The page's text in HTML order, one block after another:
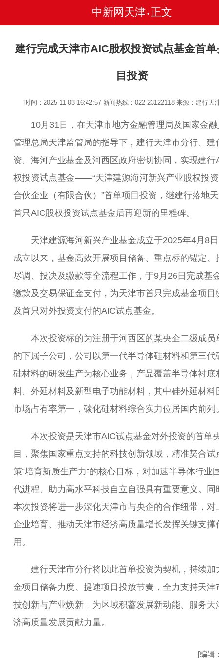
中新网天津 • 正文
建行完成天津市AIC股权投资试点基金首
目投资
时间：2025-11-03 16:42:57 新闻热线：022-23122118来源：建行天
10月31日，在天津市地方金融管理局及国家金融
管理总局天津监管局的指导下，建行天津市分行、建
资、海河产业基金及河西区政府密切协同，实现建行
权投资试点基金——“天津建源海河新兴产业股权投
合伙企业（有限合伙）”首单项目投资，继建行落地
首只AIC股权投资试点基金后再迎新的里程碑。
天津建源海河新兴产业基金成立于2025年4月8
成立以来，基金高效开展项目储备、重点标的锚定、
尽调、投决及缴款等全流程工作，于9月26日完成基
缴款及交易保证金支付，为天津市首只完成基金项目
及首只对外投资支付的AIC试点基金。
本次投资标的为注册于河西区的某央企二级成员
的下属子公司，公司以第一代半导体硅材料和第三代
硅材料的研发生产为核心业务，产品覆盖半导体衬底
料、外延材料及新型电子功能材料，其中硅外延材料
市场占有率第一，碳化硅材料综合实力位居国内前列
本次投资是天津市AIC试点基金对外投资的首单
目，聚焦国家重点支持的科技创新领域，精准契合试
策“培育新质生产力”的核心目标，对加速半导体行业
代进程、助力高水平科技自立自强具有重要意义。同
本次投资将进一步深化天津市与央企的合作纽带，对
企业培育、推动天津市经济高质量增长发挥关键支撑
用。
建行天津市分行将以此首单投资为契机，持续加
金项目储备力度、提速项目投放节奏，全力支持天津
技创新与产业焕新，为区域积蓄发展新动能、服务天
济高质量发展贡献力量。
[编辑